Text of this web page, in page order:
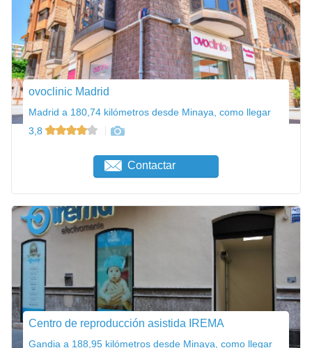
ovoclinic Madrid
Madrid a 180,74 kilómetros desde Minaya, como llegar
3,8
Contactar
Centro de reproducción asistida IREMA
Gandia a 188,95 kilómetros desde Minaya, como llegar